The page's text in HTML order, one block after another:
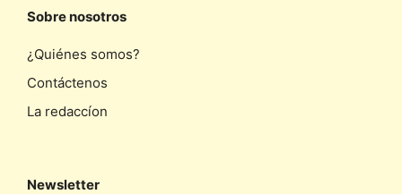
Sobre nosotros
¿Quiénes somos?
Contáctenos
La redaccíon
Newsletter